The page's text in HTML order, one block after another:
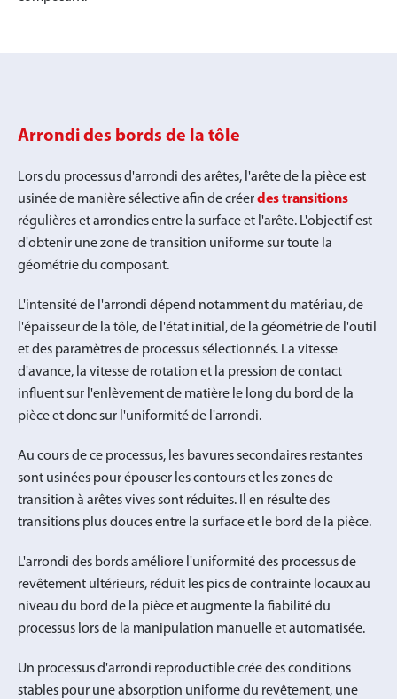
Arrondi des bords de la tôle
Lors du processus d'arrondi des arêtes, l'arête de la pièce est
usinée de manière sélective afin de créerdes transitions
régulières et arrondies entre la surface et l'arête. L'objectif est
d'obtenir une zone de transition uniforme sur toute la
géométrie du composant.
L'intensité de l'arrondi dépend notamment du matériau, de
l'épaisseur de la tôle, de l'état initial, de la géométrie de l'outil
et des paramètres de processus sélectionnés. La vitesse
d'avance, la vitesse de rotation et la pression de contact
influent sur l'enlèvement de matière le long du bord de la
pièce et donc sur l'uniformité de l'arrondi.
Au cours de ce processus, les bavures secondaires restantes
sont usinées pour épouser les contours et les zones de
transition à arêtes vives sont réduites. Il en résulte des
transitions plus douces entre la surface et le bord de la pièce.
L'arrondi des bords améliore l'uniformité des processus de
revêtement ultérieurs, réduit les pics de contrainte locaux au
niveau du bord de la pièce et augmente la fiabilité du
processus lors de la manipulation manuelle et automatisée.
Un processus d'arrondi reproductible crée des conditions
stables pour une absorption uniforme du revêtement, une